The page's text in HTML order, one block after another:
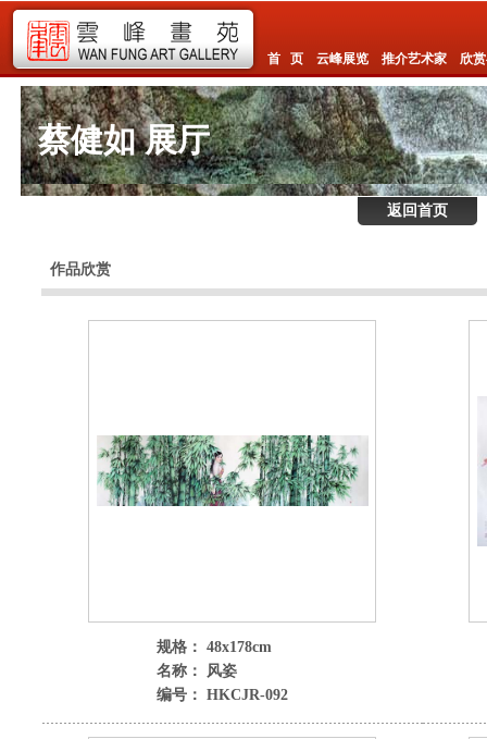
首 页 云峰展览 推介艺术家 欣
蔡健如 展厅
返回首页
作品欣赏
规格： 48x178cm
名称： 风姿
编号： HKCJR-092